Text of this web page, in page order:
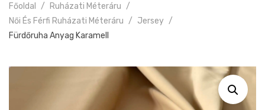
Főoldal
Ruházati Méteráru
Női És Férfi Ruházati Méteráru
Jersey
Fürdőruha Anyag Karamell